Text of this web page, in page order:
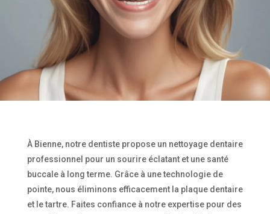
À Bienne, notre dentiste propose un nettoyage dentaire
professionnel pour un sourire éclatant et une santé
buccale à long terme. Grâce à une technologie de
pointe, nous éliminons efficacement la plaque dentaire
et le tartre. Faites confiance à notre expertise pour des